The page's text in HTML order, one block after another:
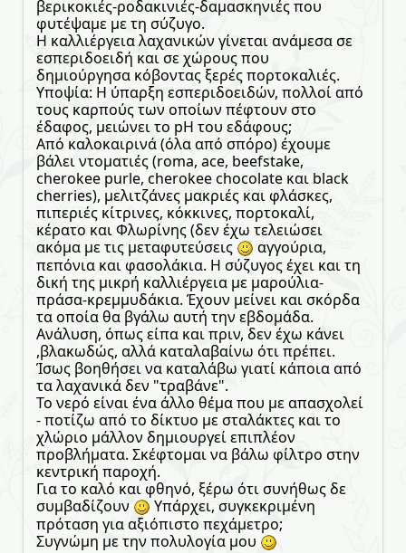
βερικοκιές-ροδακινιές-δαμασκηνιές που
φυτέψαμε με τη σύζυγο.
Η καλλιέργεια λαχανικών γίνεται ανάμεσα σε
εσπεριδοειδή και σε χώρους που
δημιούργησα κόβοντας ξερές πορτοκαλιές.
Υποψία: Η ύπαρξη εσπεριδοειδών, πολλοί από
τους καρπούς των οποίων πέφτουν στο
έδαφος, μειώνει το pH του εδάφους;
Από καλοκαιρινά (όλα από σπόρο) έχουμε
βάλει ντοματιές (roma, ace, beefstake,
cherokee purle, cherokee chocolate και black
cherries), μελιτζάνες μακριές και φλάσκες,
πιπεριές κίτρινες, κόκκινες, πορτοκαλί,
κέρατο και Φλωρίνης (δεν έχω τελειώσει
ακόμα με τις μεταφυτεύσεις
αγγούρια,
πεπόνια και φασολάκια. Η σύζυγος έχει και τη
δική της μικρή καλλιέργεια με μαρούλια-
πράσα-κρεμμυδάκια. Έχουν μείνει και σκόρδα
τα οποία θα βγάλω αυτή την εβδομάδα.
Ανάλυση, όπως είπα και πριν, δεν έχω κάνει
,βλακωδώς, αλλά καταλαβαίνω ότι πρέπει.
Ίσως βοηθήσει να καταλάβω γιατί κάποια από
τα λαχανικά δεν "τραβάνε".
Το νερό είναι ένα άλλο θέμα που με απασχολεί
- ποτίζω από το δίκτυο με σταλάκτες και το
χλώριο μάλλον δημιουργεί επιπλέον
προβλήματα. Σκέφτομαι να βάλω φίλτρο στην
κεντρική παροχή.
Για το καλό και φθηνό, ξέρω ότι συνήθως δε
συμβαδίζουν
Υπάρχει, συγκεκριμένη
πρόταση για αξιόπιστο πεχάμετρο;
Συγνώμη με την πολυλογία μου